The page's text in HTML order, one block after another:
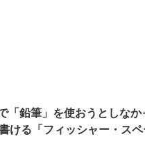
「鉛筆」を使おうとしなか
ける「フィッシャー・スペ